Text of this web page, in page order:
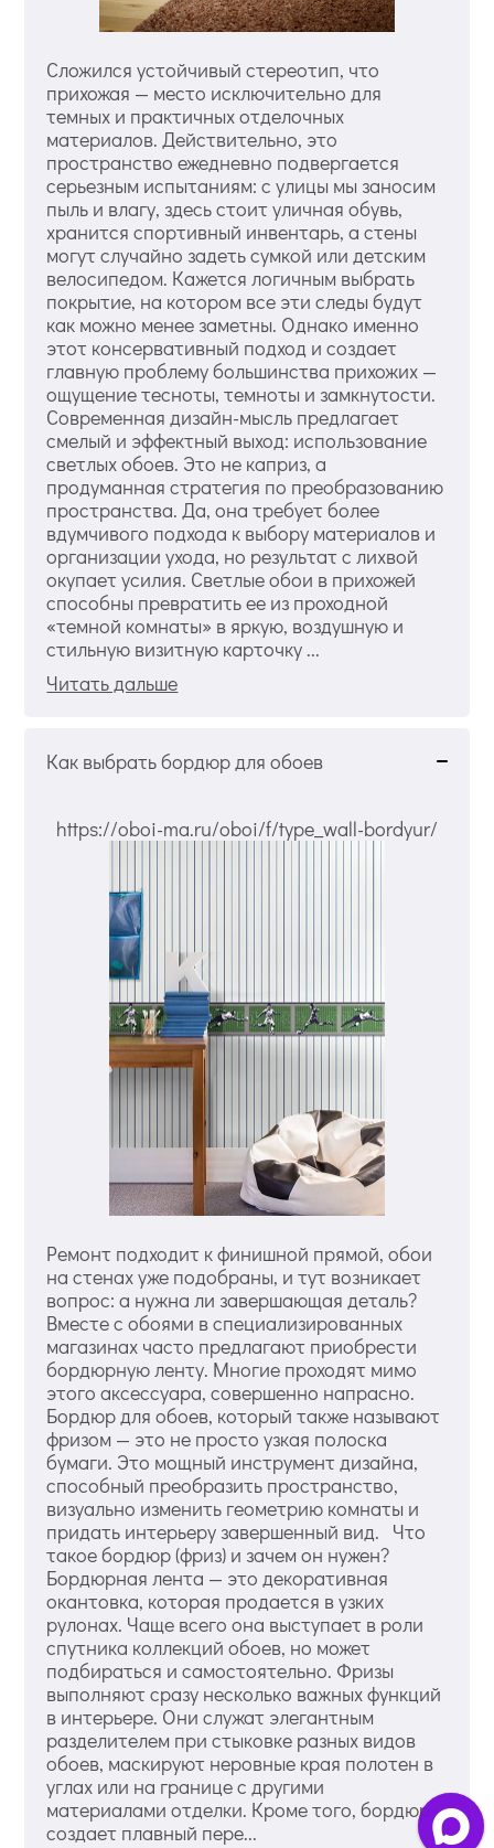
Сложился устойчивый стереотип, что
прихожая — место исключительно для
темных и практичных отделочных
материалов. Действительно, это
пространство ежедневно подвергается
серьезным испытаниям: с улицы мы заносим
пыль и влагу, здесь стоит уличная обувь,
хранится спортивный инвентарь, а стены
могут случайно задеть сумкой или детским
велосипедом. Кажется логичным выбрать
покрытие, на котором все эти следы будут
как можно менее заметны. Однако именно
этот консервативный подход и создает
главную проблему большинства прихожих —
ощущение тесноты, темноты и замкнутости.
Современная дизайн-мысль предлагает
смелый и эффектный выход: использование
светлых обоев. Это не каприз, а
продуманная стратегия по преобразованию
пространства. Да, она требует более
вдумчивого подхода к выбору материалов и
организации ухода, но результат с лихвой
окупает усилия. Светлые обои в прихожей
способны превратить ее из проходной
«темной комнаты» в яркую, воздушную и
стильную визитную карточку ...
Читать дальше
Как выбрать бордюр для обоев
https://oboi-ma.ru/oboi/f/type_wall-bordyur/
Ремонт подходит к финишной прямой, обои
на стенах уже подобраны, и тут возникает
вопрос: а нужна ли завершающая деталь?
Вместе с обоями в специализированных
магазинах часто предлагают приобрести
бордюрную ленту. Многие проходят мимо
этого аксессуара, совершенно напрасно.
Бордюр для обоев, который также называют
фризом — это не просто узкая полоска
бумаги. Это мощный инструмент дизайна,
способный преобразить пространство,
визуально изменить геометрию комнаты и
придать интерьеру завершенный вид. Что
такое бордюр (фриз) и зачем он нужен?
Бордюрная лента — это декоративная
окантовка, которая продается в узких
рулонах. Чаще всего она выступает в роли
спутника коллекций обоев, но может
подбираться и самостоятельно. Фризы
выполняют сразу несколько важных функций
в интерьере. Они служат элегантным
разделителем при стыковке разных видов
обоев, маскируют неровные края полотен в
углах или на границе с другими
материалами отделки. Кроме того, бордюр
создает плавный пере...